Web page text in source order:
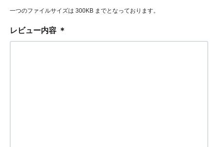
一つのファイルサイズは 300KB までとなっております。
レビュー内容 ＊